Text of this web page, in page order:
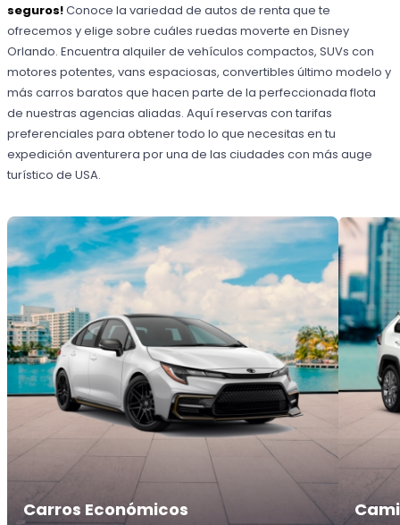
seguros!Conoce la variedad de autos de renta que te
ofrecemos y elige sobre cuáles ruedas moverte en Disney
Orlando. Encuentra alquiler de vehículos compactos, SUVs con
motores potentes, vans espaciosas, convertibles último modelo y
más carros baratos que hacen parte de la perfeccionada flota
de nuestras agencias aliadas. Aquí reservas con tarifas
preferenciales para obtener todo lo que necesitas en tu
expedición aventurera por una de las ciudades con más auge
turístico de USA.
Carros Económicos